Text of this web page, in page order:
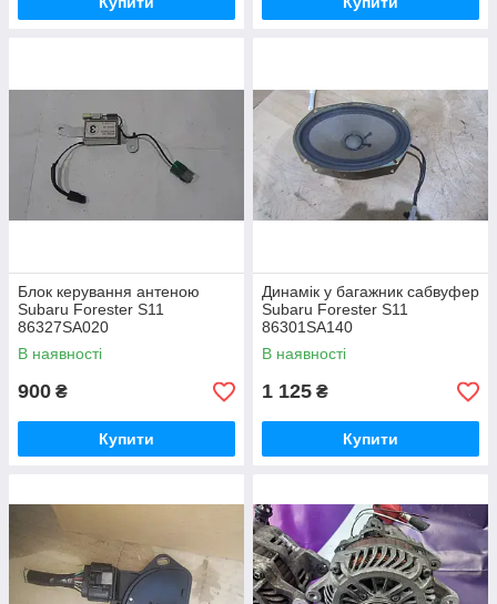
Блок керування антеною
Subaru Forester S11
86327SA020
В наявності
900 ₴
Купити
Динамік у багажник сабвуфер
Subaru Forester S11
86301SA140
В наявності
1 125 ₴
Купити